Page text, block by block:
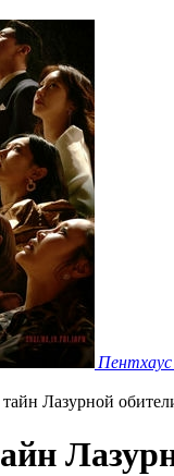
Пентхаус
Лазурной